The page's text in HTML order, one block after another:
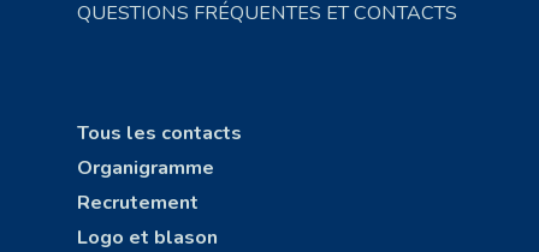
QUESTIONS FRÉQUENTES ET CONTACTS
Tous les contacts
Organigramme
Recrutement
Logo et blason